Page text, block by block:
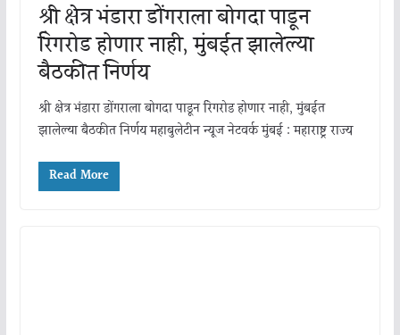
श्री क्षेत्र भंडारा डोंगराला बोगदा पाडून
रिंगरोड होणार नाही, मुंबईत झालेल्या
बैठकीत निर्णय
श्री क्षेत्र भंडारा डोंगराला बोगदा पाडून रिंगरोड होणार नाही, मुंबईत
झालेल्या बैठकीत निर्णय महाबुलेटीन न्यूज नेटवर्क मुंबई : महाराष्ट्र राज्य
Read More